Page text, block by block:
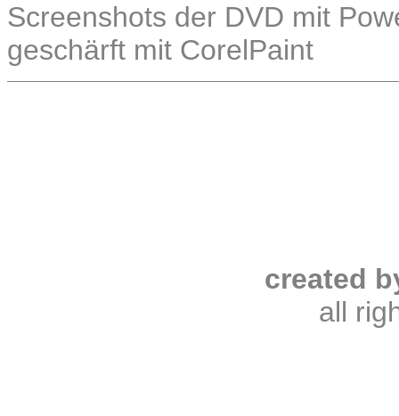
Screenshots der DVD mit
geschärft mit CorelPaint
created
all